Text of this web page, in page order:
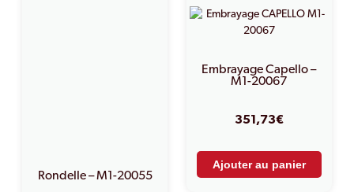
Rondelle – M1-20055
Embrayage Capello –
M1-20067
351,73€
Ajouter au panier